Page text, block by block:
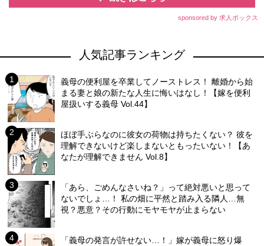
sponsored by 求人ボックス
人気記事ランキング
義母の便利屋を卒業してノーストレス！ 離婚から始
まる妻と娘の新たな人生に悔いはなし！【嫁を便利
屋扱いする義母 Vol.44】
ほぼ手ぶらなのに彼女の荷物は持ちたくない？ 彼を
理解できないけど楽しまないともったいない！【あ
なたが理解できません Vol.8】
「あら、ごめんなさいね？」って絶対悪いと思って
ないでしょ…！ 私の畑に平然と踏み入る隣人…無
視？悪意？その行動にモヤモヤが止まらない
「義母の発言が許せない…！」嫁が義母に怒り爆